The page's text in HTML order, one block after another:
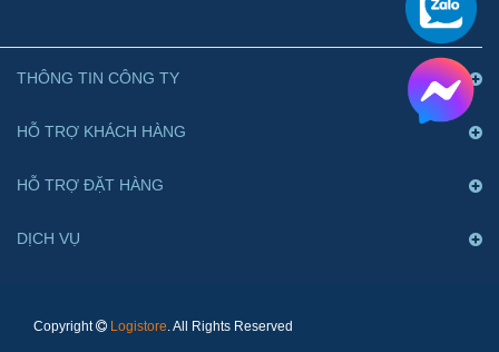
THÔNG TIN CÔNG TY
HỖ TRỢ KHÁCH HÀNG
HỖ TRỢ ĐẶT HÀNG
DỊCH VỤ
Copyright Logistore. All Rights Reserved